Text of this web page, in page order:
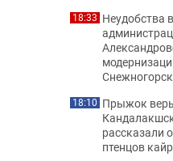
18:33 Неудобства
18:10 Прыжок
рассказали
птенцов